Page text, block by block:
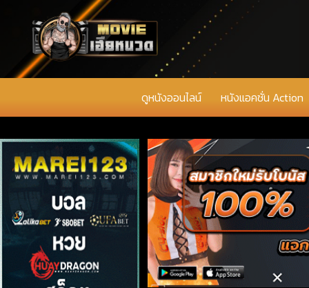
ดูหนังออนไลน์ หนังแอคชั่น Action